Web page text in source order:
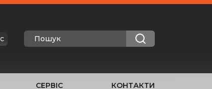
СЕРВІС КОНТАКТИ